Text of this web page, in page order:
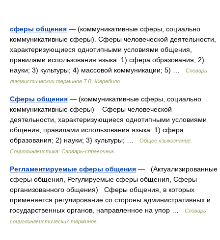
сферы общения — (коммуникативные сферы, социально
коммуникативные сферы). Сферы человеческой деятельности,
характеризующиеся однотипными условиями общения,
правилами использования языка: 1) сфера образования; 2)
науки; 3) культуры; 4) массовой коммуникации; 5) …
Словарь
лингвистических терминов Т.В. Жеребило
Сферы общения — (коммуникативные сферы, социально
коммуникативные сферы) Сферы человеческой
деятельности, характеризующиеся однотипными условиями
общения, правилами использования языка: 1) сфера
образования; 2) науки; 3) культуры; …
Общее языкознание.
Социолингвистика: Словарь-справочник
Регламентируемые сферы общения — (Актуализированные
сферы общения, Регулируемые сферы общения, Сферы
организованного общения) Сферы общения, в которых
применяется регулирование со стороны административных и
государственных органов, направленное на упор …
Словарь
социолингвистических терминов